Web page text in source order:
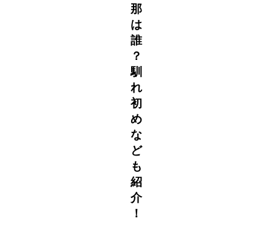
那
は
誰
？
馴
れ
初
め
な
ど
も
紹
介
！